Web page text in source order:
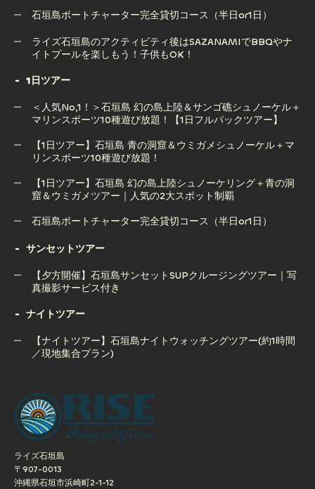
接集合でGoProレンタル無料
石垣島ボートチャーター完全貸切コース（半日or1日）
石垣島ボートチャーター完全貸切コース（半日or1日）
ライズ石垣島のアクティビティ後はSAZANAMIでBBQやナ
イトプールを楽しもう！子供もOK！
イトプールを楽しもう！子供もOK！
1日ツアー
＜人気No,1！＞石垣島 幻の島上陸＆サンゴ礁シュノーケル＋
マリンスポーツ10種遊び放題！【1日フルパックツアー】
＜人気No,1！＞石垣島 幻の島上陸＆サンゴ礁シュノーケル＋
【1日ツアー】石垣島 青の洞窟＆ウミガメシュノーケル＋マ
リンスポーツ10種遊び放題！
【1日ツアー】石垣島 青の洞窟＆ウミガメシュノーケル＋マ
【1日ツアー】石垣島 幻の島上陸シュノーケリング＋青の洞
窟＆ウミガメツアー｜人気の2大スポット制覇
窟＆ウミガメツアー｜人気の2大スポット制覇
石垣島ボートチャーター完全貸切コース（半日or1日）
石垣島ボートチャーター完全貸切コース（半日or1日）
サンセットツアー
【夕方開催】石垣島サンセットSUPクルージングツアー｜写
真撮影サービス付き
【夕方開催】石垣島サンセットSUPクルージングツアー｜写
ナイトツアー
【ナイトツアー】石垣島ナイトウォッチングツアー(約1時間
／現地集合プラン)
／現地集合プラン)
ライズ石垣島
〒907-0013
沖縄県石垣市浜崎町2-1-12